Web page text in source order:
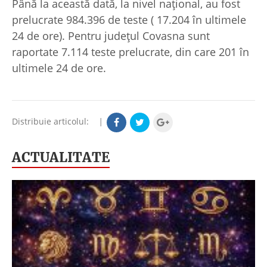
Până la această dată, la nivel național, au fost
prelucrate 984.396 de teste ( 17.204 în ultimele
24 de ore). Pentru județul Covasna sunt
raportate 7.114 teste prelucrate, din care 201 în
ultimele 24 de ore.
Distribuie articolul: |
ACTUALITATE